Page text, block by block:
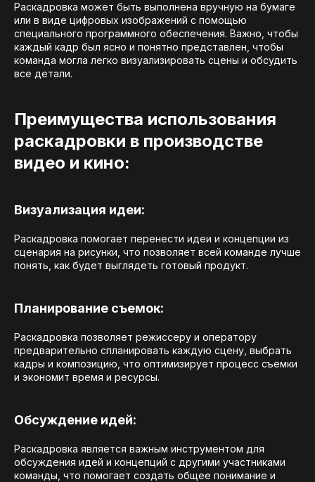
Раскадровка может быть выполнена вручную на бумаге
или в виде цифровых изображений с помощью
специального программного обеспечения. Важно, чтобы
каждый кадр был ясно и понятно представлен, чтобы
команда могла легко визуализировать сцены и обсудить
все детали.
Преимущества использования
раскадровки в производстве
видео и кино:
Визуализация идеи:
Раскадровка помогает перенести идеи и концепции из
сценария на рисунки, что позволяет всей команде лучше
понять, как будет выглядеть готовый продукт.
Планирование съемок:
Раскадровка позволяет режиссеру и оператору
предварительно спланировать каждую сцену, выбрать
кадры и композицию, что оптимизирует процесс съемки
и экономит время и ресурсы.
Обсуждение идей:
Раскадровка является важным инструментом для
обсуждения идей и концепций с другими участниками
команды, что помогает создать общее понимание и